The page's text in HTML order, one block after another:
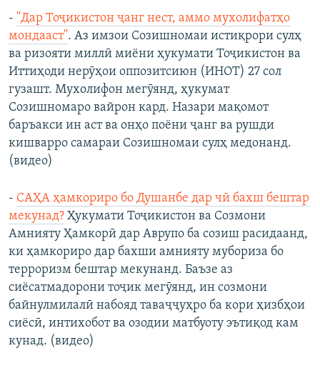
- "Дар Тоҷикистон ҷанг нест, аммо мухолифатҳо
мондааст". Аз имзои Созишномаи истиқрори сулҳ
ва ризояти миллӣ миёни ҳукумати Тоҷикистон ва
Иттиҳоди нерӯҳои оппозитсиюн (ИНОТ) 27 сол
гузашт. Мухолифон мегӯянд, ҳукумат
Созишномаро вайрон кард. Назари мақомот
баръакси ин аст ва онҳо поёни ҷанг ва рушди
кишварро самараи Созишномаи сулҳ медонанд.
(видео)
- САҲА ҳамкориро бо Душанбе дар чӣ бахш бештар
мекунад? Ҳукумати Тоҷикистон ва Созмони
Амнияту Ҳамкорӣ дар Аврупо ба созиш расидаанд,
ки ҳамкориро дар бахши амнияту мубориза бо
терроризм бештар мекунанд. Баъзе аз
сиёсатмадорони тоҷик мегӯянд, ин созмони
байнулмилалӣ набояд таваҷҷуҳро ба кори ҳизбҳои
сиёсӣ, интихобот ва озодии матбуоту эътиқод кам
кунад. (видео)